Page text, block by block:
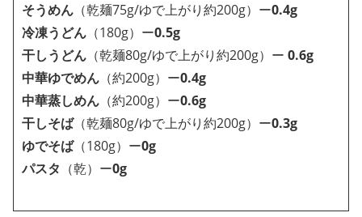
そうめん （乾麺75g/ゆで上がり約200g）ー0.4g
冷凍うどん （180g）ー0.5g
干しうどん （乾麺80g/ゆで上がり約200g）ー 0.6g
中華ゆでめん （約200g）ー0.4g
中華蒸しめん （約200g）ー0.6g
干しそば（乾麺80g/ゆで上がり約200g）ー0.3g
ゆでそば（180g）ー0g
パスタ （乾）ー0g